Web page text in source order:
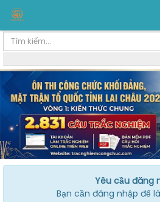
Yêu cầu đăng
Bạn cần đăng nhập để